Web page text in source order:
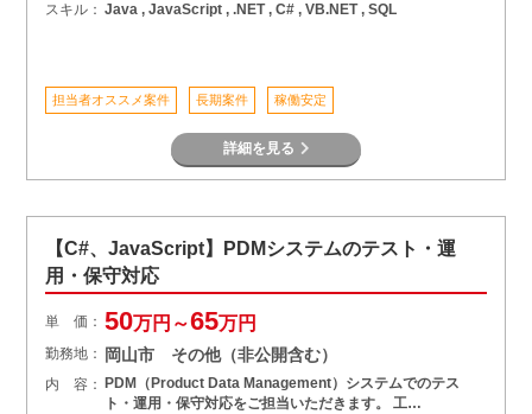
スキル： Java , JavaScript , .NET , C# , VB.NET , SQL
担当者オススメ案件 長期案件 稼働安定
詳細を見る
【C#、JavaScript】PDMシステムのテスト・運
用・保守対応
単 価： 50万円～65万円
勤務地： 岡山市 その他（非公開含む）
内 容：
PDM（Product Data Management）システムでのテス
ト・運用・保守対応をご担当いただきます。 工…